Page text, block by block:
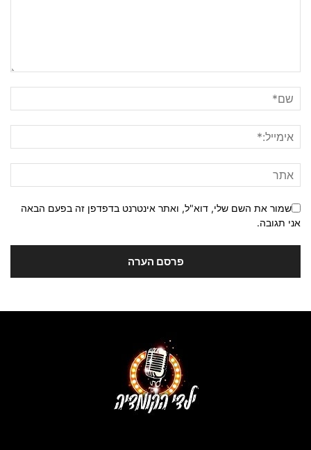
שמור את השם שלי, דוא"ל, ואתר אינטרנט בדפדפן זה בפעם הבאה
אני תגובה.